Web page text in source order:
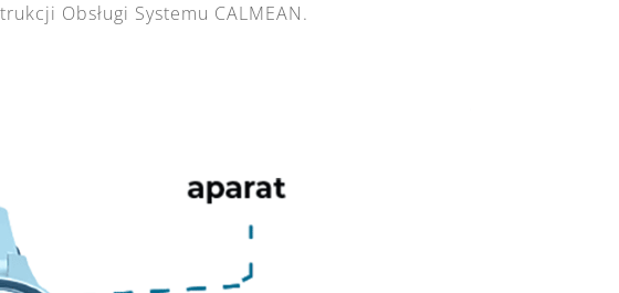
Obsługi Systemu CALMEAN.